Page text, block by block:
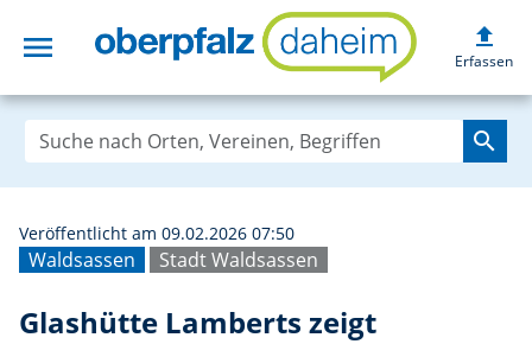
menu Glashütte
upload
Erfassen
search
Waldsassen Stadt Waldsassen
Veröffentlicht am 09.02.2026 07:50
Glashütte Lamberts zeigt